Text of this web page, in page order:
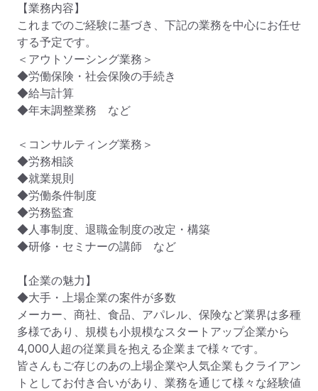
【業務内容】
これまでのご経験に基づき、下記の業務を中心にお任せ
する予定です。
＜アウトソーシング業務＞
◆労働保険・社会保険の手続き
◆給与計算
◆年末調整業務　など
＜コンサルティング業務＞
◆労務相談
◆就業規則
◆労働条件制度
◆労務監査
◆人事制度、退職金制度の改定・構築
◆研修・セミナーの講師　など
【企業の魅力】
◆大手・上場企業の案件が多数
メーカー、商社、食品、アパレル、保険など業界は多種
多様であり、規模も小規模なスタートアップ企業から
4,000人超の従業員を抱える企業まで様々です。
皆さんもご存じのあの上場企業や人気企業もクライアン
トとしてお付き合いがあり、業務を通じて様々な経験値